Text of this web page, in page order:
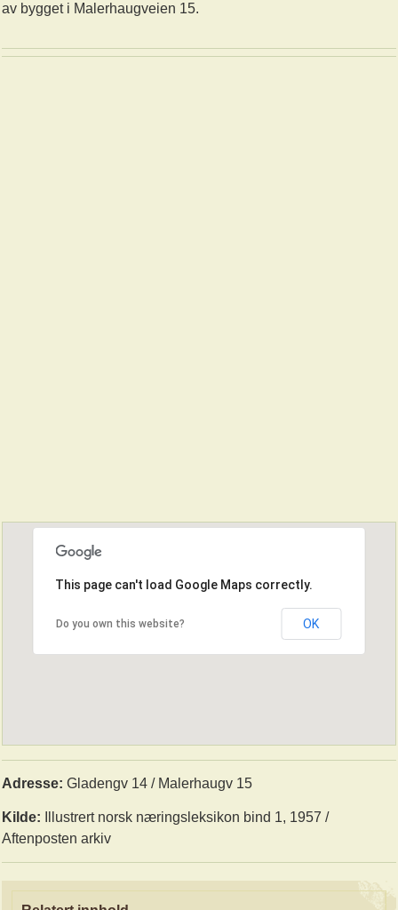
av bygget i Malerhaugveien 15.
This page can't load Google Maps correctly.
Do you own this website? OK
Adresse:Gladengv 14 / Malerhaugv 15
Kilde:
Illustrert norsk næringsleksikon bind 1, 1957 /
Aftenposten arkiv